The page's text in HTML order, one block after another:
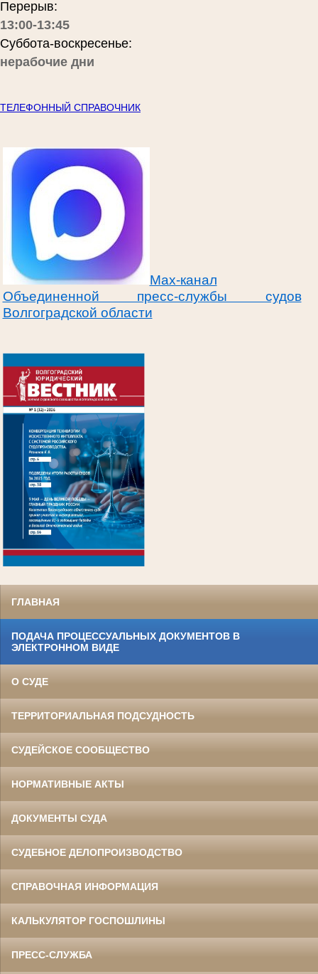
Перерыв:
13:00-13:45
Суббота-воскресенье:
нерабочие дни
ТЕЛЕФОННЫЙ СПРАВОЧНИК
Max-канал
Объединенной пресс-службы судов
Волгоградской области
ГЛАВНАЯ
ПОДАЧА ПРОЦЕССУАЛЬНЫХ ДОКУМЕНТОВ В
ЭЛЕКТРОННОМ ВИДЕ
О СУДЕ
ТЕРРИТОРИАЛЬНАЯ ПОДСУДНОСТЬ
СУДЕЙСКОЕ СООБЩЕСТВО
НОРМАТИВНЫЕ АКТЫ
ДОКУМЕНТЫ СУДА
СУДЕБНОЕ ДЕЛОПРОИЗВОДСТВО
СПРАВОЧНАЯ ИНФОРМАЦИЯ
КАЛЬКУЛЯТОР ГОСПОШЛИНЫ
ПРЕСС-СЛУЖБА